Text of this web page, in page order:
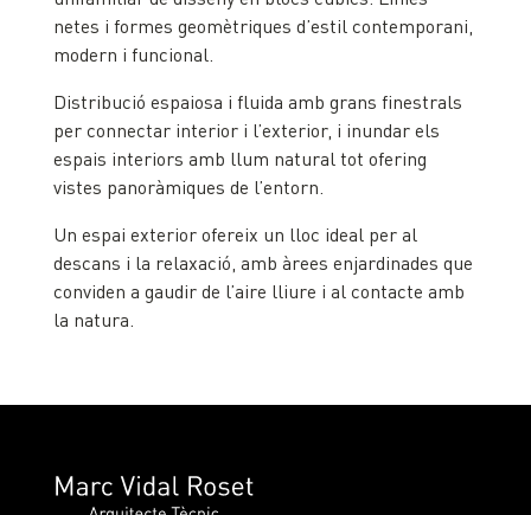
netes i formes geomètriques d’estil contemporani,
modern i funcional.
Distribució espaiosa i fluida amb grans finestrals
per connectar interior i l’exterior, i inundar els
espais interiors amb llum natural tot ofering
vistes panoràmiques de l’entorn.
Un espai exterior ofereix un lloc ideal per al
descans i la relaxació, amb àrees enjardinades que
conviden a gaudir de l’aire lliure i al contacte amb
la natura.